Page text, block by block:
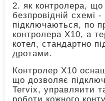
2. як контролера,
безпровідній схемі
підключаються, по
контролера Х10, а
котел, стандартно
дротами.
Контролер X10
що дозволяє
Tervix, управляити